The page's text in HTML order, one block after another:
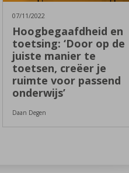
07/11/2022
Hoogbegaafdheid en
toetsing: ‘Door op de
juiste manier te
toetsen, creëer je
ruimte voor passend
onderwijs’
Daan Degen